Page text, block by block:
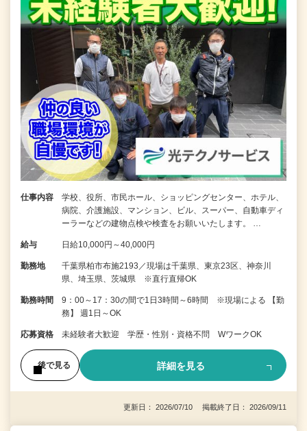
仕事内容
学校、役所、市民ホール、ショッピングセンター、ホテル、
病院、介護施設、マンション、ビル、スーパー、自動車ディ
ーラーなどの建物点検や検査をお願いいたします。 …
給与 日給10,000円～40,000円
勤務地
千葉県柏市布施2193／現場は千葉県、東京23区、神奈川
県、埼玉県、茨城県 ※直行直帰OK
勤務時間
9：00～17：30の間で1日3時間～6時間 ※現場による 【勤
務】 週1日～OK
応募資格 未経験者大歓迎 学歴・性別・資格不問 WワークOK
後で見る 詳細を見る
更新日： 2026/07/10 掲載終了日： 2026/09/11